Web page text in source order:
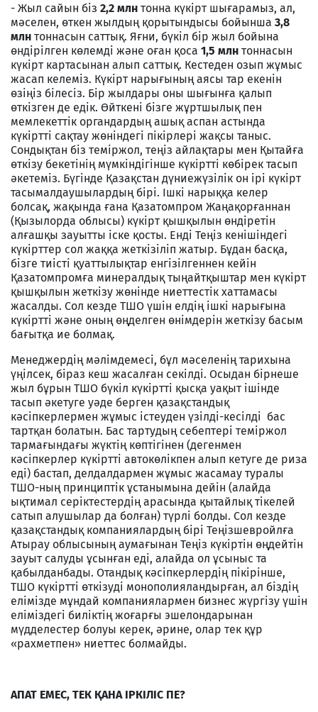
- Жыл сайын біз 2,2 млн тонна күкірт шығарамыз, ал,
мәселен, өткен жылдың қорытындысы бойынша 3,8
млн тоннасын саттық. Яғни, бүкіл бір жыл бойына
өндірілген көлемді және оған қоса 1,5 млн тоннасын
күкірт картасынан алып саттық. Кестеден озып жұмыс
жасап келеміз. Күкірт нарығының аясы тар екенін
өзіңіз білесіз. Бір жылдары оны шығынға қалып
өткізген де едік. Өйткені бізге жұртшылық пен
мемлекеттік органдардың ашық аспан астында
күкіртті сақтау жөніндегі пікірлері жақсы таныс.
Сондықтан біз теміржол, теңіз айлақтары мен Қытайға
өткізу бекетінің мүмкіндігінше күкіртті көбірек тасып
әкетеміз. Бүгінде Қазақстан дүниежүзілік он ірі күкірт
тасымалдаушылардың бірі. Ішкі нарыққа келер
болсақ, жақында ғана Қазатомпром Жаңақорғаннан
(Қызылорда облысы) күкірт қышқылын өндіретін
алғашқы зауытты іске қосты. Енді Теңіз кенішіндегі
күкірттер сол жаққа жеткізіліп жатыр. Бұдан басқа,
бізге тиісті қуаттылықтар енгізілгеннен кейін
Қазатомпромға минералдық тыңайтқыштар мен күкірт
қышқылын жеткізу жөнінде ниеттестік хаттамасы
жасалды. Сол кезде ТШО үшін елдің ішкі нарығына
күкіртті және оның өңделген өнімдерін жеткізу басым
бағытқа ие болмақ.
Менеджердің мәлімдемесі, бұл мәселенің тарихына
үңілсек, біраз кеш жасалған секілді. Осыдан бірнеше
жыл бұрын ТШО бүкіл күкіртті қысқа уақыт ішінде
тасып әкетуге уәде берген қазақстандық
кәсіпкерлермен жұмыс істеуден үзілді-кесілді бас
тартқан болатын. Бас тартудың себептері теміржол
тармағындағы жүктің көптігінен (дегенмен
кәсіпкерлер күкіртті автокөлікпен алып кетуге де риза
еді) бастап, делдалдармен жұмыс жасамау туралы
ТШО-ның принциптік ұстанымына дейін (алайда
ықтимал серіктестердің арасында қытайлық тікелей
сатып алушылар да болған) түрлі болды. Сол кезде
қазақстандық компаниялардың бірі Теңізшевройлға
Атырау облысының аумағынан Теңіз күкіртін өңдейтін
зауыт салуды ұсынған еді, алайда ол ұсыныс та
қабылданбады. Отандық кәсіпкерлердің пікірінше,
ТШО күкіртті өткізуді монополияландырған, ал біздің
елімізде мұндай компаниялармен бизнес жүргізу үшін
еліміздегі биліктің жоғарғы эшелондарынан
мүдделестер болуы керек, әрине, олар тек құр
«рахметпен» ниеттес болмайды.
АПАТ ЕМЕС, ТЕК ҚАНА ІРКІЛІС ПЕ?